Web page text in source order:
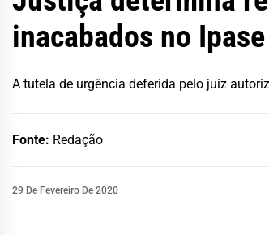
inacabados no Ipase
A tutela de urgência deferida pelo juiz
Fonte: Redação
29 De Fevereiro De 2020